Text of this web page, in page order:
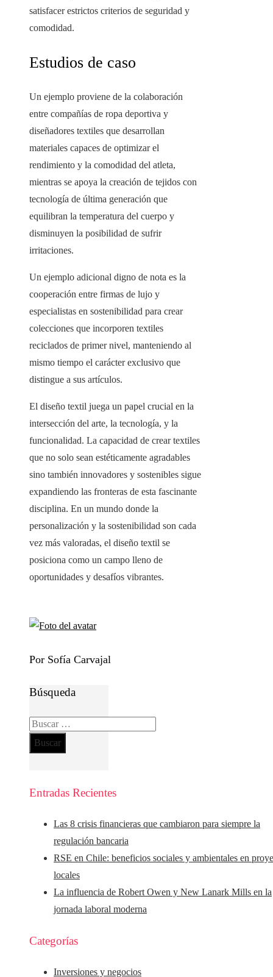
satisfacer estrictos criterios de seguridad y
comodidad.
Estudios de caso
Un ejemplo proviene de la colaboración
entre compañías de ropa deportiva y
diseñadores textiles que desarrollan
materiales capaces de optimizar el
rendimiento y la comodidad del atleta,
mientras se apoya la creación de tejidos con
tecnología de última generación que
equilibran la temperatura del cuerpo y
disminuyen la posibilidad de sufrir
irritaciones.
Un ejemplo adicional digno de nota es la
cooperación entre firmas de lujo y
especialistas en sostenibilidad para crear
colecciones que incorporen textiles
reciclados de primer nivel, manteniendo al
mismo tiempo el carácter exclusivo que
distingue a sus artículos.
El diseño textil juega un papel crucial en la
intersección del arte, la tecnología, y la
funcionalidad. La capacidad de crear textiles
que no solo sean estéticamente agradables
sino también innovadores y sostenibles sigue
expandiendo las fronteras de esta fascinante
disciplina. En un mundo donde la
personalización y la sostenibilidad son cada
vez más valoradas, el diseño textil se
posiciona como un campo lleno de
oportunidades y desafíos vibrantes.
Por Sofía Carvajal
Búsqueda
Buscar:
Entradas Recientes
Las 8 crisis financieras que cambiaron para siempre la
regulación bancaria
RSE en Chile: beneficios sociales y ambientales en
locales
La influencia de Robert Owen y New Lanark Mills en la
jornada laboral moderna
Categorías
Inversiones y negocios